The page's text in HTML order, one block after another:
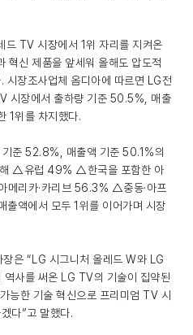
드 TV 시장에서 1위 자리를 지켜온
혁신 제품을 앞세워 올해도 압도적
시장조사업체 옴디아에 따르면 LG전
시장에서 출하량 기준 50.5%, 매출
1위를 차지했다.
기준 52.8%, 매출액 기준 50.1%의
해 △유럽 49% △한국을 포함한 아
리카·카리브 56.3% △중동·아프
액에서 모두 1위를 이어가며 시장
장은 “LG 시그니처 올레드 W와 LG
사를 써온 LG TV의 기술이 집약된
능한 기술 혁신으로 프리미엄 TV 시
다”고 말했다.